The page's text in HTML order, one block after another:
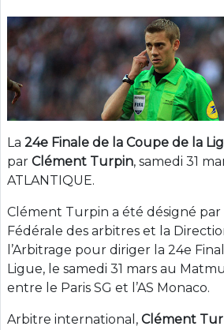
La 24e Finale de la Coupe de la
par Clément Turpin, samedi 31
ATLANTIQUE.
Clément Turpin a été désigné par
Fédérale des arbitres et la
l’Arbitrage pour diriger la 24e
Ligue, le samedi 31 mars au
entre le Paris SG et l’AS Monaco.
Arbitre international, Clément